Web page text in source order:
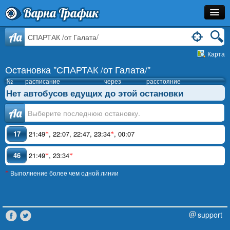
Варна Трафик
Остановка
Расписание
Как Добраться?
Инфо
Aa
Карта
Остановка "СПАРТАК /от Галата/"
№ расписание через расстояние
Нет автобусов едущих до этой остановки
Аа
17 21:49*, 22:07, 22:47, 23:34*, 00:07
46 21:49*, 23:34*
* Выполнение более чем одной линии
support